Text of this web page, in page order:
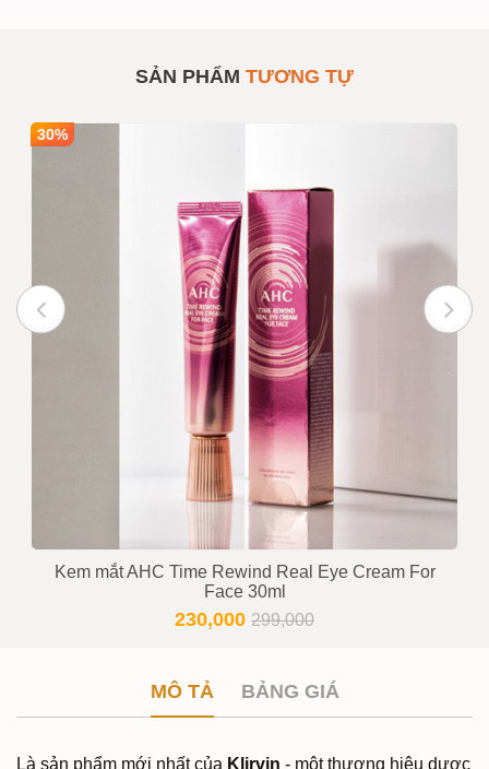
SẢN PHẨM TƯƠNG TỰ
30%
Kem mắt AHC Time Rewind Real Eye Cream For
Face 30ml
230,000 299,000
MÔ TẢ BẢNG GIÁ
Là sản phẩm mới nhất của Klirvin - một thương hiệu dược